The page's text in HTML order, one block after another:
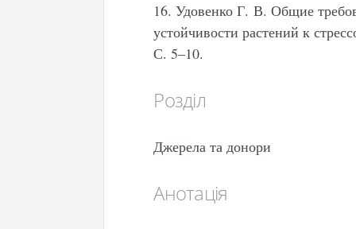
16. Удовенко Г. В. Общие
устойчивости растений к
С. 5–10.
Розділ
Джерела та донори
Анотація